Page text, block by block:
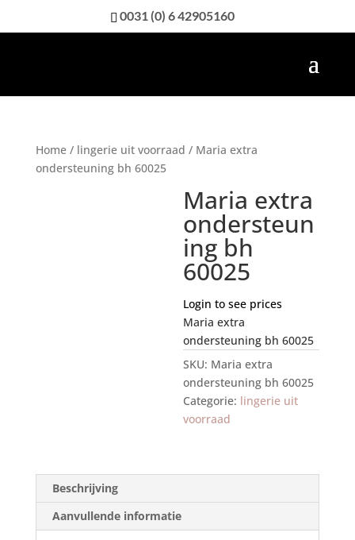
0031 (0) 6 42905160
Home/ lingerie uit voorraad / Maria extra
ondersteuning bh 60025
Maria extra
ondersteun
ing bh
60025
Login to see prices
Maria extra
ondersteuning bh 60025
SKU: Maria extra
ondersteuning bh 60025
Categorie: lingerie uit
voorraad
Beschrijving
Aanvullende informatie